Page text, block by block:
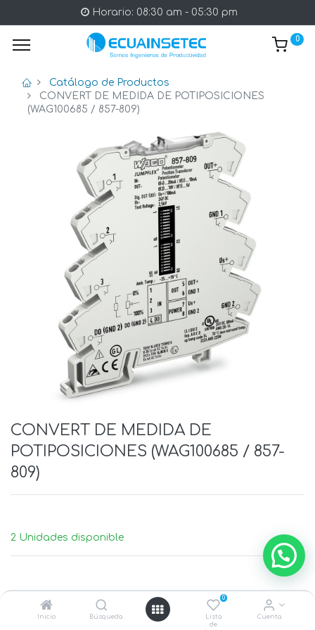
Inicio Búsqueda
0
Lista
de
Cuenta
Horario: 08:30 am - 05:30 pm
0
Catálogo de Productos
CONVERT DE MEDIDA DE POTIPOSICIONES
(WAG100685 / 857-809)
CONVERT DE MEDIDA DE
POTIPOSICIONES (WAG100685 / 857-
809)
2 Unidades disponible